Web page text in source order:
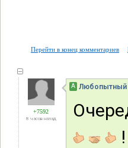
Перейти в конец комментариев
+7592
8 часов назад
А Любопытный
!